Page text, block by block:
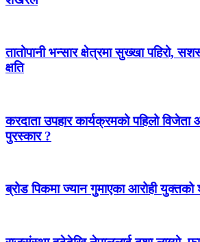
तातोपानी भन्सार क्षेत्रमा सुख्खा पहिरो,
क्षति
करदाता उपहार कार्यक्रमको पहिलो
पुरस्कार ?
ब्रोड पिकमा ज्यान गुमाएका आरोही युक्तको